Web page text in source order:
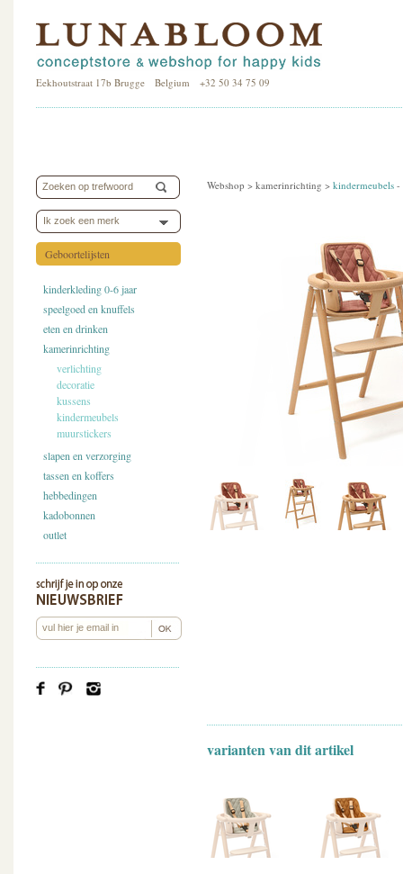
Eekhoutstraat 17b Brugge Belgium +32 50 34 75 09
Ik zoek een merk
Geboortelijsten
kinderkleding 0-6 jaar
speelgoed en knuffels
eten en drinken
kamerinrichting
verlichting
decoratie
kussens
kindermeubels
muurstickers
slapen en verzorging
tassen en koffers
hebbedingen
kadobonnen
outlet
Webshop > kamerinrichting > kindermeubels -
varianten van dit artikel